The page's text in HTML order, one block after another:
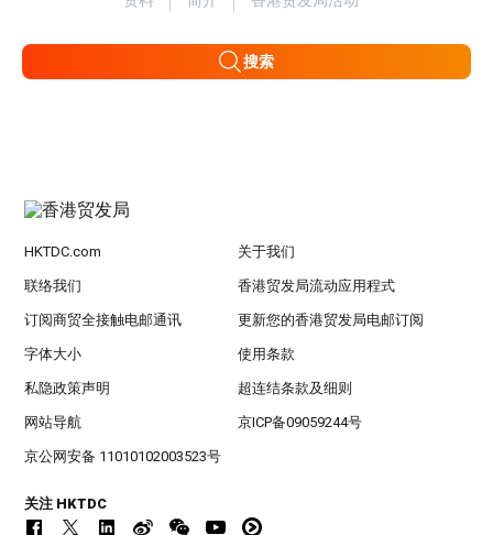
搜索
HKTDC.com 关于我们
联络我们 香港贸发局流动应用程式
订阅商贸全接触电邮通讯 更新您的香港贸发局电邮订阅
字体大小 使用条款
私隐政策声明 超连结条款及细则
网站导航 京ICP备09059244号
京公网安备 11010102003523号
关注 HKTDC